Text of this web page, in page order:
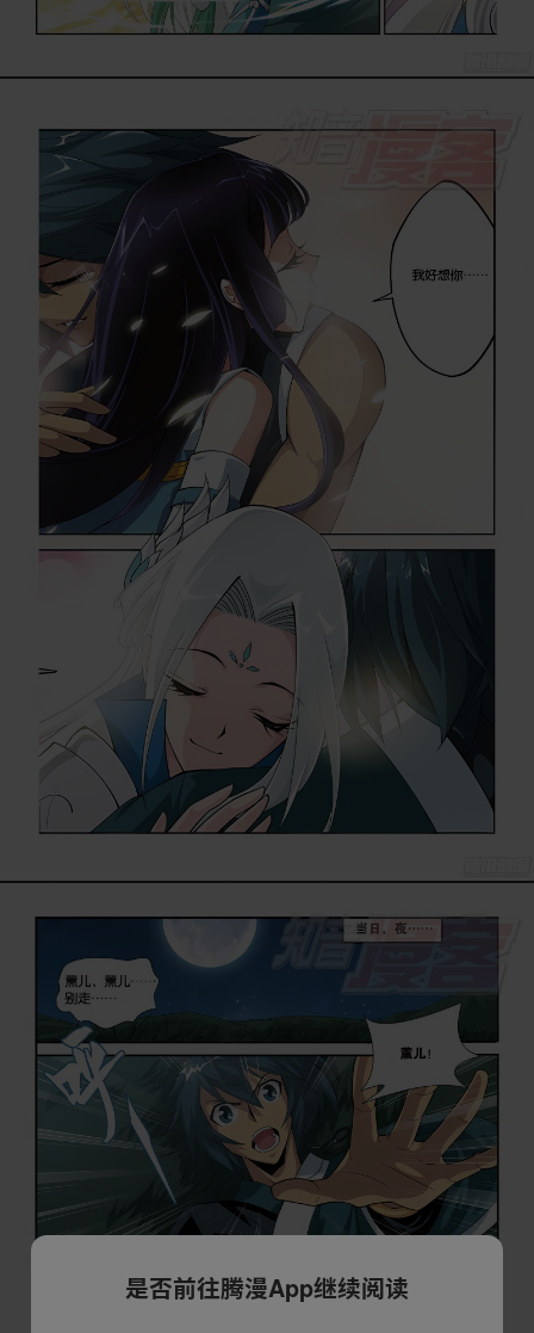
是否前往腾漫App继续阅读